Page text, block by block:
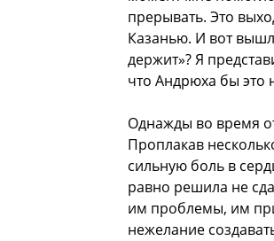
прерывать. Это
Казанью. И вот
держит»? Я
что Андрюха бы это
Однажды во время
Проплакав
сильную боль в
равно решила не
им проблемы, им
нежелание